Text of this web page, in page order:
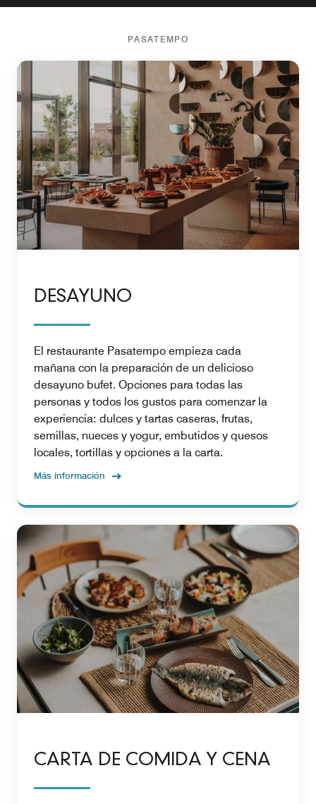
PASATEMPO
DESAYUNO
El restaurante Pasatempo empieza cada
mañana con la preparación de un delicioso
desayuno bufet. Opciones para todas las
personas y todos los gustos para comenzar la
experiencia: dulces y tartas caseras, frutas,
semillas, nueces y yogur, embutidos y quesos
locales, tortillas y opciones a la carta.
Más información
CARTA DE COMIDA Y CENA